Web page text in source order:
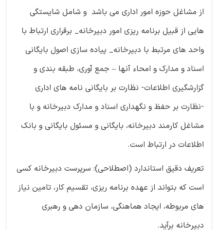
از مشاغل حوزه امور اداری می باشد و شامل شایستگی
هایی از قبیل برنامه ریزی امور دبیرخانه_ برقراری ارتباط با
واحد های مرتبط با دبیرخانه_ پیاده سازی اصول بایگانی
اسناد و مدارک و امحاء آنها – جمع آوری، طبقه بندی و
گزارشگیری اطلاعات- نظارت بر بایگانی نامه های اداری
-نظارت بر حفظ و نگهداری اسناد و مدارک دبیرخانه و با
مشاغل کارمند دبیرخانه، بایگانی و مسئول بایگانی و بانک
اطلاعات در ارتباط است.
تعریف دقیق استاندارد (اصطلاحی): سرپرست دبیرخانه کسی
است که بتواند از عهده برنامه ریزی، تقسیم کار، تامین نیاز
های مربوطه، ایجاد هماهنگی، سازمان دهی و رهبری
دبیرخانه برآید.